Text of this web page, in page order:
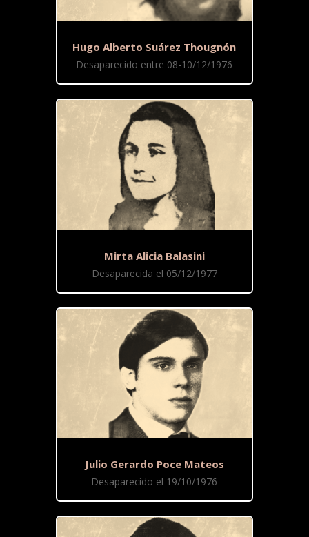
Hugo Alberto Suárez Thougnón
Desaparecido entre 08-10/12/1976
Mirta Alicia Balasini
Desaparecida el 05/12/1977
Julio Gerardo Poce Mateos
Desaparecido el 19/10/1976